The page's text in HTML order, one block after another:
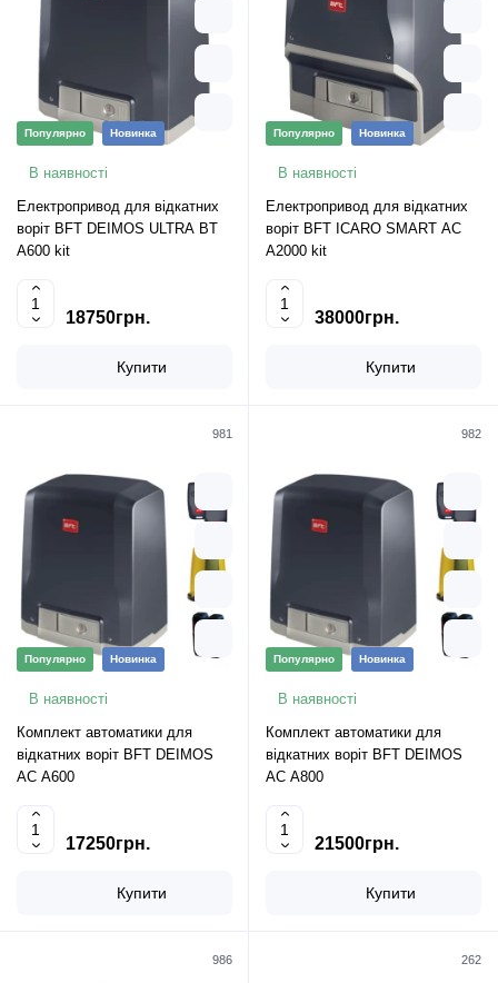
Популярно Новинка
В наявності
Електропривод для відкатних
воріт BFT DEIMOS ULTRA BT
A600 kit
18750грн.
Купити
Популярно Новинка
В наявності
Електропривод для відкатних
воріт BFT ICARO SMART AC
A2000 kit
38000грн.
Купити
981
Популярно Новинка
В наявності
Комплект автоматики для
відкатних воріт BFT DEIMOS
AC A600
17250грн.
Купити
982
Популярно Новинка
В наявності
Комплект автоматики для
відкатних воріт BFT DEIMOS
AC A800
21500грн.
Купити
986 262